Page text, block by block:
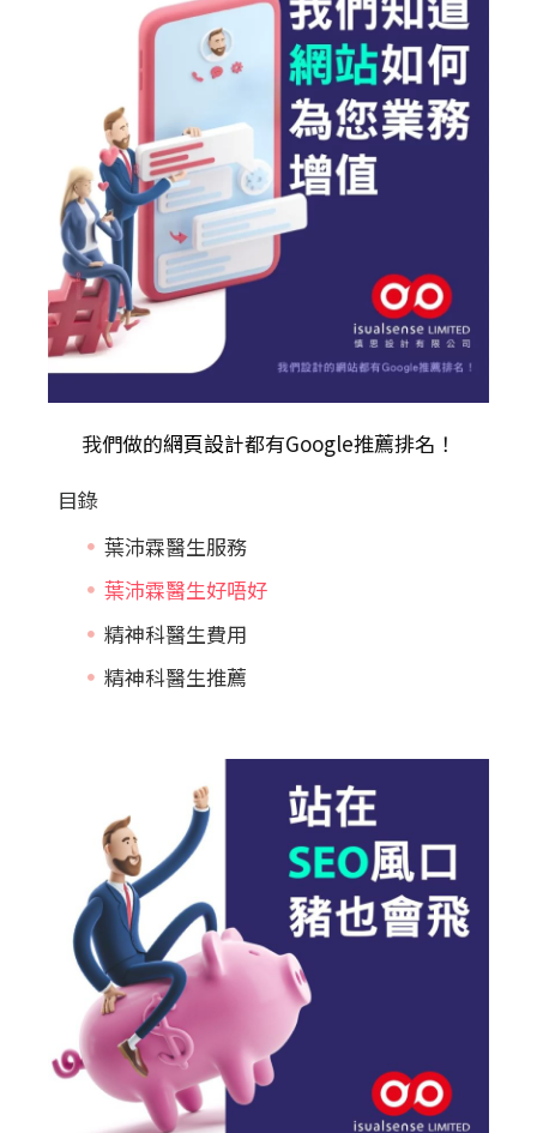
我們做的網頁設計都有Google推薦排名！
目錄
葉沛霖醫生服務
葉沛霖醫生好唔好
精神科醫生費用
精神科醫生推薦